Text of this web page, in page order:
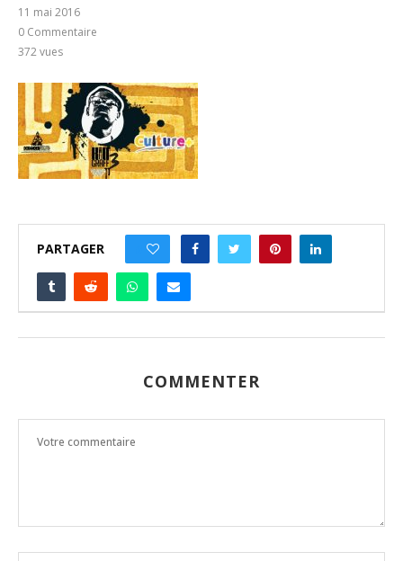
11 mai 2016
0 Commentaire
372vues
PARTAGER
COMMENTER